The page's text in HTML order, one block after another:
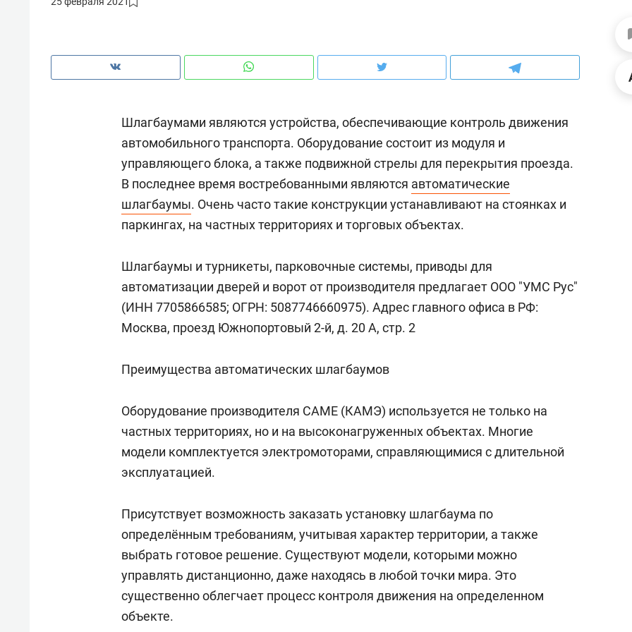
Шлагбаумами являются устройства, обеспечивающие контроль движения
автомобильного транспорта. Оборудование состоит из модуля и
управляющего блока, а также подвижной стрелы для перекрытия проезда.
В последнее время востребованными являются автоматические
шлагбаумы. Очень часто такие конструкции устанавливают на стоянках и
паркингах, на частных территориях и торговых объектах.
Шлагбаумы и турникеты, парковочные системы, приводы для
автоматизации дверей и ворот от производителя предлагает ООО "УМС Рус"
(ИНН 7705866585; ОГРН: 5087746660975). Адрес главного офиса в РФ:
Москва, проезд Южнопортовый 2-й, д. 20 А, стр. 2
Преимущества автоматических шлагбаумов
Оборудование производителя CAME (КАМЭ) используется не только на
частных территориях, но и на высоконагруженных объектах. Многие
модели комплектуется электромоторами, справляющимися с длительной
эксплуатацией.
Присутствует возможность заказать установку шлагбаума по
определённым требованиям, учитывая характер территории, а также
выбрать готовое решение. Существуют модели, которыми можно
управлять дистанционно, даже находясь в любой точки мира. Это
существенно облегчает процесс контроля движения на определенном
объекте.
налогах и развитии без
Оставить шум за волной: как
строят тишину в казанском
ЖК «Заря»
Психотерапевт «Фороса»:
«Директорский невроз» –
когда человек не считает
свою сверхнагрузку
Дизайнер-прораб
Наседкина: «Ремонт
с мебелью за 2